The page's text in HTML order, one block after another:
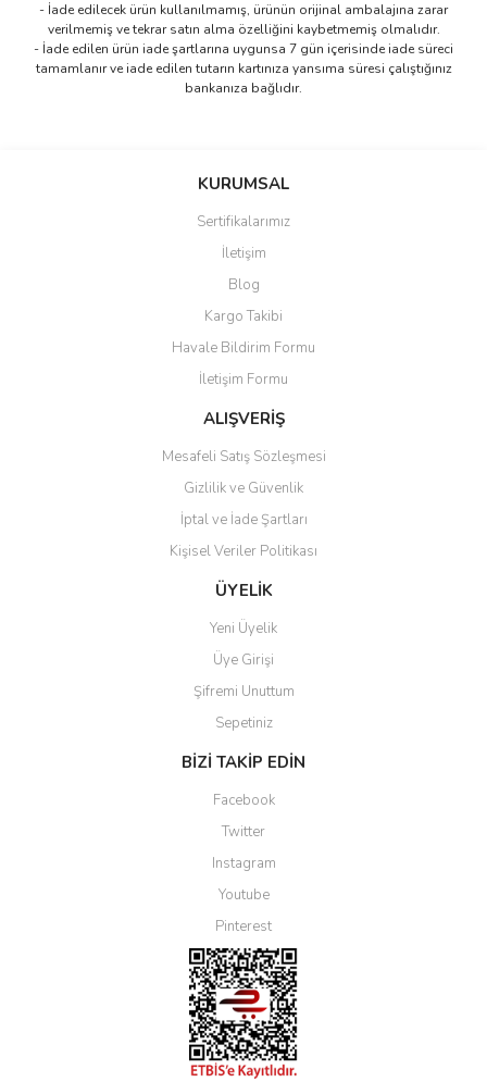
- İade edilecek ürün kullanılmamış, ürünün orijinal ambalajına zarar
verilmemiş ve tekrar satın alma özelliğini kaybetmemiş olmalıdır.
- İade edilen ürün iade şartlarına uygunsa 7 gün içerisinde iade süreci
tamamlanır ve iade edilen tutarın kartınıza yansıma süresi çalıştığınız
bankanıza bağlıdır.
Bu ürüne ilk yorumu siz yapın!
Yorum Yaz
Ürün resmi kalitesiz, bozuk veya görüntülenemiyor.
Ürün açıklamasında eksik bilgiler bulunuyor.
Ürün bilgilerinde hatalar bulunuyor.
Ürün fiyatı diğer sitelerden daha pahalı.
Bu ürüne benzer farklı alternatifler olmalı.
Gönder
KURUMSAL
Sertifikalarımız
İletişim
Blog
Kargo Takibi
Havale Bildirim Formu
İletişim Formu
ALIŞVERİŞ
Mesafeli Satış Sözleşmesi
Gizlilik ve Güvenlik
İptal ve İade Şartları
Kişisel Veriler Politikası
ÜYELİK
Yeni Üyelik
Üye Girişi
Şifremi Unuttum
Sepetiniz
BİZİ TAKİP EDİN
Facebook
Twitter
Instagram
Youtube
Pinterest